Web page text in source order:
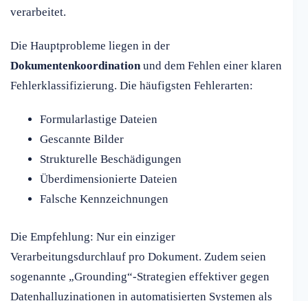
verarbeitet.
Die Hauptprobleme liegen in der
Dokumentenkoordinationund dem Fehlen einer klaren
Fehlerklassifizierung. Die häufigsten Fehlerarten:
Formularlastige Dateien
Gescannte Bilder
Strukturelle Beschädigungen
Überdimensionierte Dateien
Falsche Kennzeichnungen
Die Empfehlung: Nur ein einziger
Verarbeitungsdurchlauf pro Dokument. Zudem seien
sogenannte „Grounding“-Strategien effektiver gegen
Datenhalluzinationen in automatisierten Systemen als